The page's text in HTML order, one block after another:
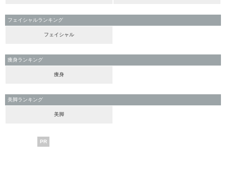
フェイシャルランキング
フェイシャル
痩身ランキング
痩身
美脚ランキング
美脚
PR